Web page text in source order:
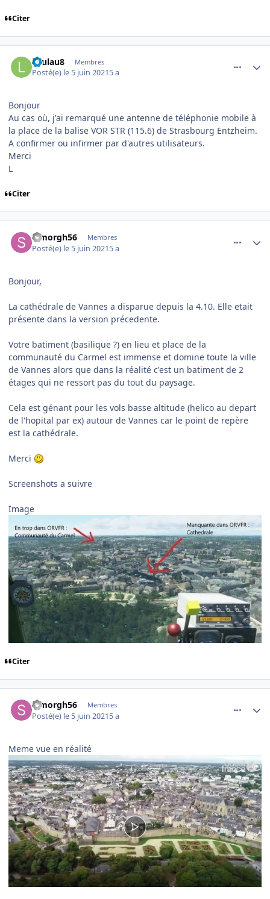
Citer
Laulau8 Membres
Posté(e) le 5 juin 20215 a
Bonjour
Au cas où, j'ai remarqué une antenne de téléphonie mobile à
la place de la balise VOR STR (115.6) de Strasbourg Entzheim.
A confirmer ou infirmer par d'autres utilisateurs.
Merci
L
Citer
Simorgh56 Membres
Posté(e) le 5 juin 20215 a
Bonjour,
La cathédrale de Vannes a disparue depuis la 4.10. Elle etait
présente dans la version précedente.
Votre batiment (basilique ?) en lieu et place de la
communauté du Carmel est immense et domine toute la ville
de Vannes alors que dans la réalité c'est un batiment de 2
étages qui ne ressort pas du tout du paysage.
Cela est génant pour les vols basse altitude (helico au depart
de l'hopital par ex) autour de Vannes car le point de repère
est la cathédrale.
Merci
Screenshots a suivre
Image
Citer
Simorgh56 Membres
Posté(e) le 5 juin 20215 a
Meme vue en réalité